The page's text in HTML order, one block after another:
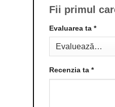
Fii primul
Evaluarea ta *
Recenzia ta *